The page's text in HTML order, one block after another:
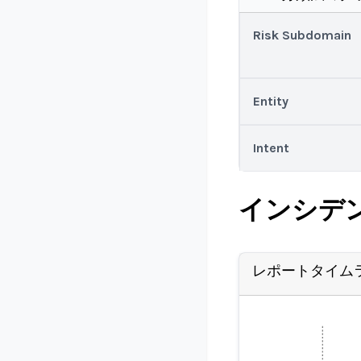
Risk Subdomain
Entity
Intent
インシデ
レポートタイム